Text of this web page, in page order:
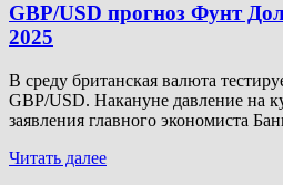
GBP/USD прогноз Фунт
2025
В среду британская валюта
GBP/USD. Накануне давление на
заявления главного экономиста
Читать далееПрочитать